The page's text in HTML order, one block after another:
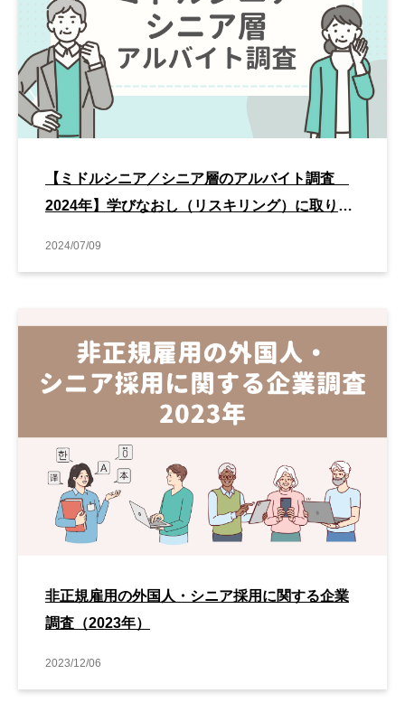
【ミドルシニア／シニア層のアルバイト調査
2024年】学びなおし（リスキリング）に取り組
2024/07/09
非正規雇用の外国人・シニア採用に関する企業
調査（2023年）
2023/12/06